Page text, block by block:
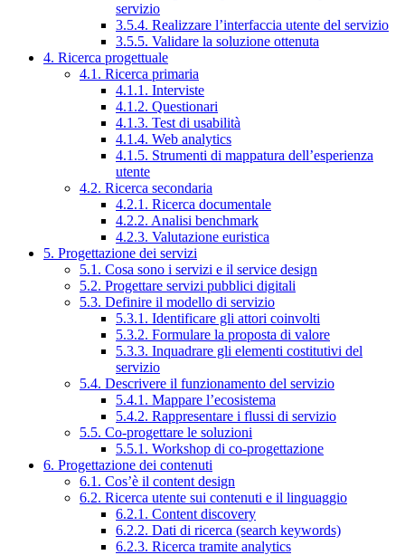
servizio
3.5.4. Realizzare l’interfaccia utente del servizio
3.5.5. Validare la soluzione ottenuta
4. Ricerca progettuale
4.1. Ricerca primaria
4.1.1. Interviste
4.1.2. Questionari
4.1.3. Test di usabilità
4.1.4. Web analytics
4.1.5. Strumenti di mappatura dell’esperienza
utente
4.2. Ricerca secondaria
4.2.1. Ricerca documentale
4.2.2. Analisi benchmark
4.2.3. Valutazione euristica
5. Progettazione dei servizi
5.1. Cosa sono i servizi e il service design
5.2. Progettare servizi pubblici digitali
5.3. Definire il modello di servizio
5.3.1. Identificare gli attori coinvolti
5.3.2. Formulare la proposta di valore
5.3.3. Inquadrare gli elementi costitutivi del
servizio
5.4. Descrivere il funzionamento del servizio
5.4.1. Mappare l’ecosistema
5.4.2. Rappresentare i flussi di servizio
5.5. Co-progettare le soluzioni
5.5.1. Workshop di co-progettazione
6. Progettazione dei contenuti
6.1. Cos’è il content design
6.2. Ricerca utente sui contenuti e il linguaggio
6.2.1. Content discovery
6.2.2. Dati di ricerca (search keywords)
6.2.3. Ricerca tramite analytics